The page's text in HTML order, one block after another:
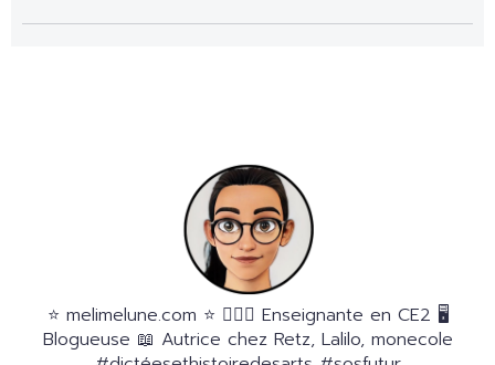
⭐️ melimelune.com ⭐️ 🙋🏻‍♀️ Enseignante en CE2 🖥
Blogueuse 📖 Autrice chez Retz, Lalilo, monecole